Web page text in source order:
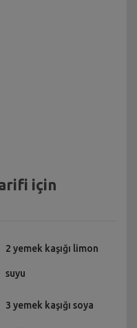
için
2 yemek kaşığı limon
suyu
3 yemek kaşığı soya